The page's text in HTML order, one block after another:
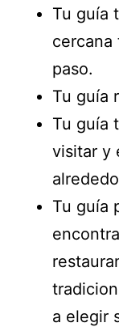
Tu guía
cercana
paso.
Tu guía
Tu guía
visitar y
Tu guía
a elegir